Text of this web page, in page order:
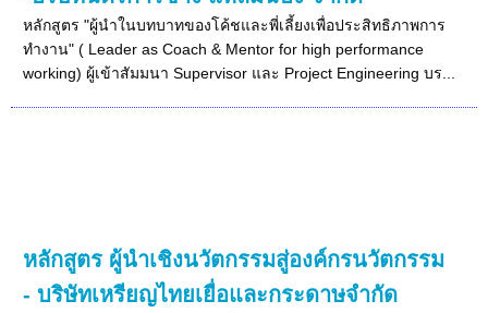
หลักสูตร "ผู้นำในบทบาทของโค้ชและพี่เลี้ยงเพื่อประสิทธิภาพการ
ทำงาน" ( Leader as Coach & Mentor for high performance
working) ผู้เข้าสัมมนา Supervisor และ Project Engineering บร...
หลักสูตร ผู้นำเชิงนวัตกรรมสู่องค์กรนวัตกรรม
- บริษัทเหรียญไทยเยื่อและกระดาษจำกัด